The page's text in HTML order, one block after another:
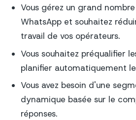
Vous gérez un grand
WhatsApp et souhaitez
travail de vos opérateurs.
Vous souhaitez préqualifier
planifier automatiquement
Vous avez besoin d'une
dynamique basée sur le
réponses.